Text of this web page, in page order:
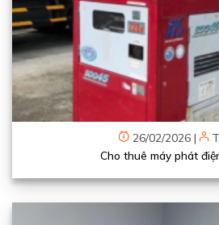
26/02/2026 |
Cho thuê máy phát